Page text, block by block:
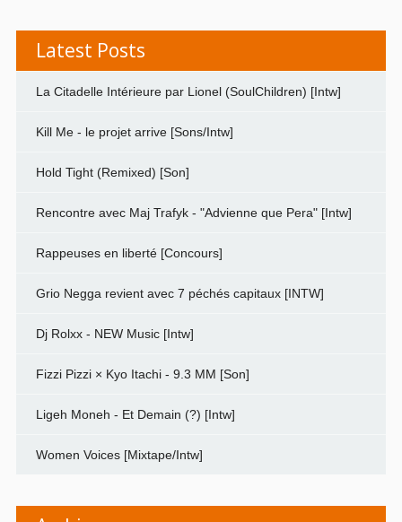
Latest Posts
La Citadelle Intérieure par Lionel (SoulChildren) [Intw]
Kill Me - le projet arrive [Sons/Intw]
Hold Tight (Remixed) [Son]
Rencontre avec Maj Trafyk - "Advienne que Pera" [Intw]
Rappeuses en liberté [Concours]
Grio Negga revient avec 7 péchés capitaux [INTW]
Dj Rolxx - NEW Music [Intw]
Fizzi Pizzi × Kyo Itachi - 9.3 MM [Son]
Ligeh Moneh - Et Demain (?) [Intw]
Women Voices [Mixtape/Intw]